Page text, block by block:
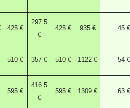
425 €
297.5
€
425 € 935 € 45 €
510 € 357 € 510 € 1122 € 54 €
595 €
416.5
€
595 € 1309 € 63 €